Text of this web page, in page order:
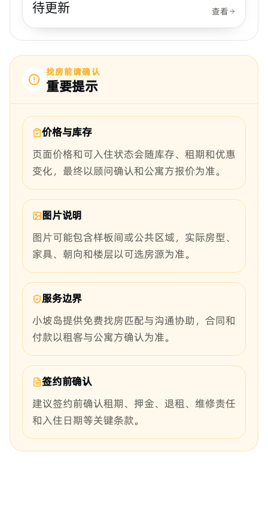
待更新 查看
找房前请确认
重要提示
价格与库存
页面价格和可入住状态会随库存、租期和优惠
变化，最终以顾问确认和公寓方报价为准。
图片说明
图片可能包含样板间或公共区域，实际房型、
家具、朝向和楼层以可选房源为准。
服务边界
小坡岛提供免费找房匹配与沟通协助，合同和
付款以租客与公寓方确认为准。
签约前确认
建议签约前确认租期、押金、退租、维修责任
和入住日期等关键条款。